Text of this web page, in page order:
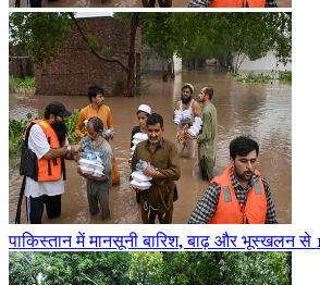
पाकिस्तान में मानसूनी बारिश, बाढ़ और भूस्खलन से